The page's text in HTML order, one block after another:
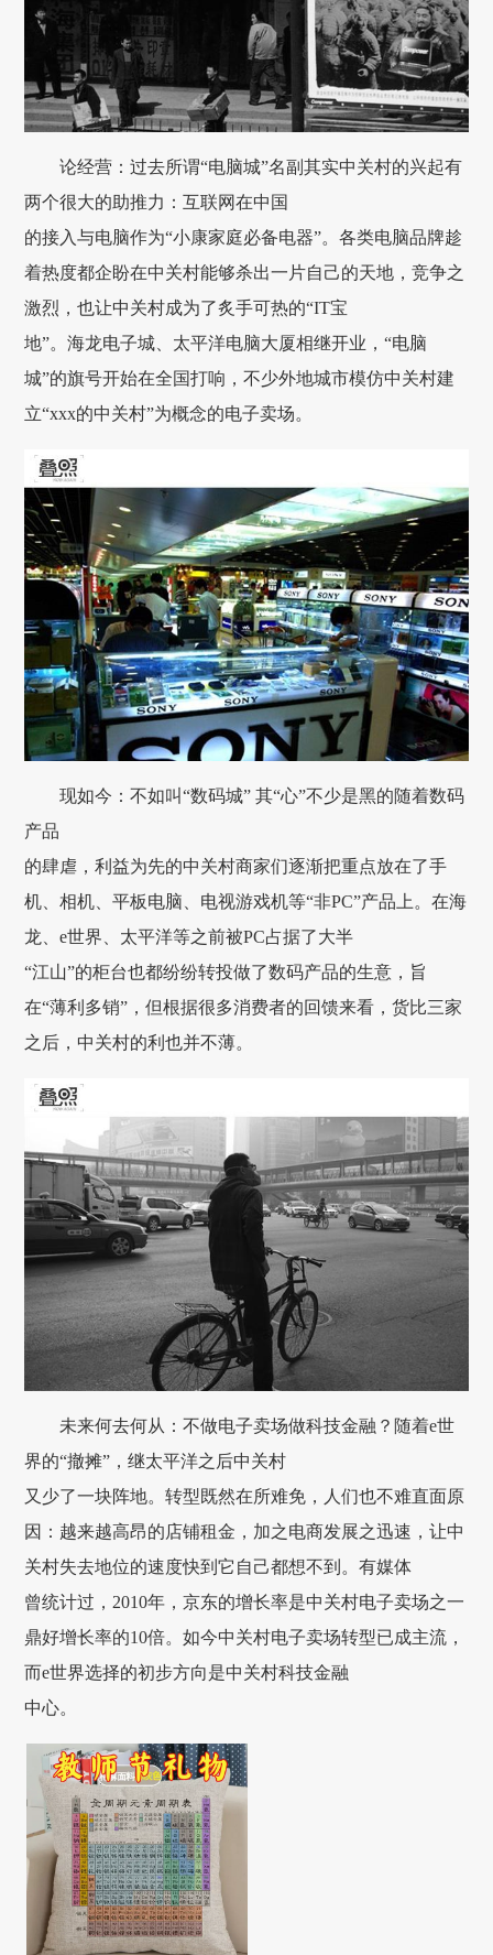
论经营：过去所谓“电脑城”名副其实中关村的兴起有
两个很大的助推力：互联网在中国
的接入与电脑作为“小康家庭必备电器”。各类电脑品牌趁
着热度都企盼在中关村能够杀出一片自己的天地，竞争之
激烈，也让中关村成为了炙手可热的“IT宝
地”。海龙电子城、太平洋电脑大厦相继开业，“电脑
城”的旗号开始在全国打响，不少外地城市模仿中关村建
立“xxx的中关村”为概念的电子卖场。
现如今：不如叫“数码城” 其“心”不少是黑的随着数码
产品
的肆虐，利益为先的中关村商家们逐渐把重点放在了手
机、相机、平板电脑、电视游戏机等“非PC”产品上。在海
龙、e世界、太平洋等之前被PC占据了大半
“江山”的柜台也都纷纷转投做了数码产品的生意，旨
在“薄利多销”，但根据很多消费者的回馈来看，货比三家
之后，中关村的利也并不薄。
未来何去何从：不做电子卖场做科技金融？随着e世
界的“撤摊”，继太平洋之后中关村
又少了一块阵地。转型既然在所难免，人们也不难直面原
因：越来越高昂的店铺租金，加之电商发展之迅速，让中
关村失去地位的速度快到它自己都想不到。有媒体
曾统计过，2010年，京东的增长率是中关村电子卖场之一
鼎好增长率的10倍。如今中关村电子卖场转型已成主流，
而e世界选择的初步方向是中关村科技金融
中心。